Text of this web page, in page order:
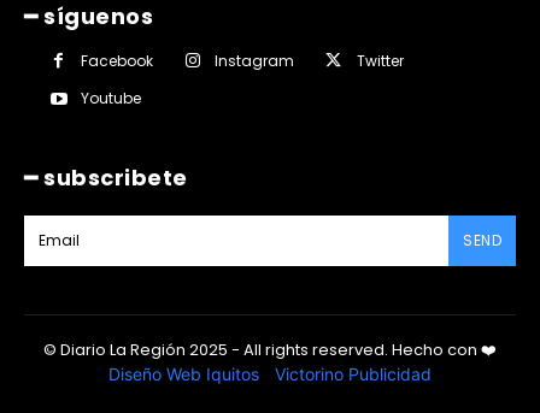
━ síguenos
Facebook Instagram
Twitter
Youtube
━ subscribete
SEND
© Diario La Región 2025 - All rights reserved. Hecho con ❤️
Diseño Web Iquitos Victorino Publicidad